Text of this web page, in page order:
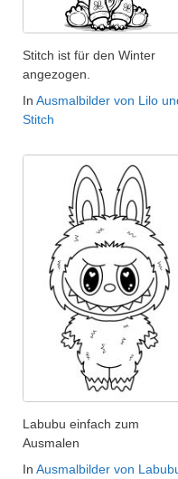
Stitch ist für den Winter
angezogen.
In Ausmalbilder von Lilo
Stitch
Labubu einfach zum
Ausmalen
In Ausmalbilder von